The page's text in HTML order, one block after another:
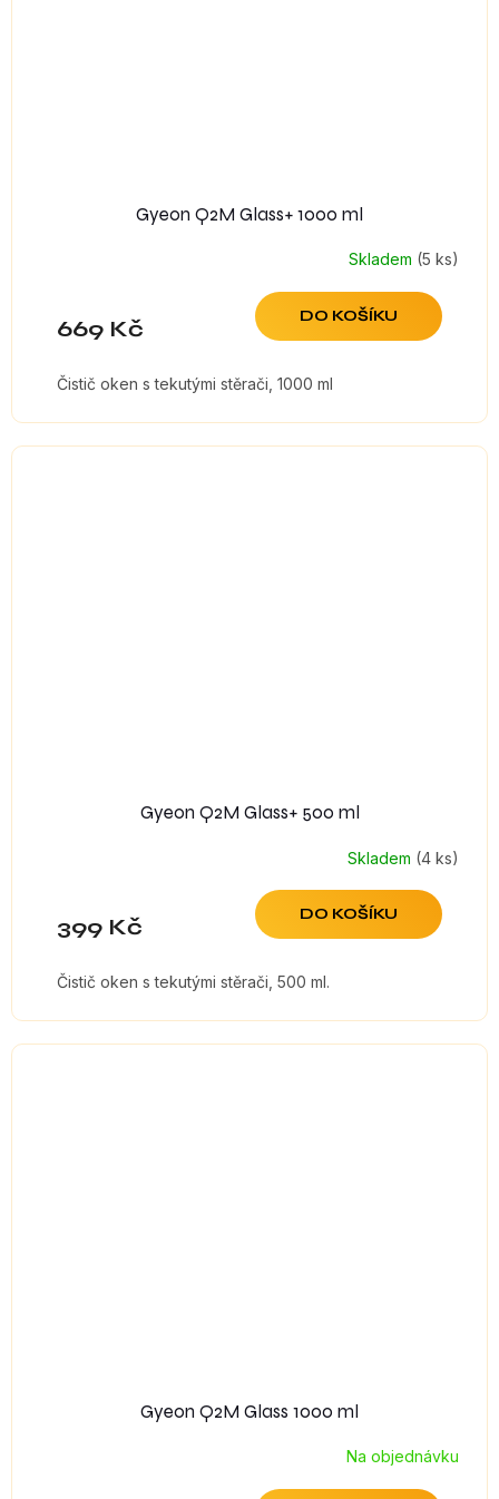
Gyeon Q2M Glass+ 1000 ml
Skladem (5 ks)
669 Kč DO KOŠÍKU
Čistič oken s tekutými stěrači, 1000 ml
Gyeon Q2M Glass+ 500 ml
Skladem (4 ks)
399 Kč DO KOŠÍKU
Čistič oken s tekutými stěrači, 500 ml.
Gyeon Q2M Glass 1000 ml
Na objednávku